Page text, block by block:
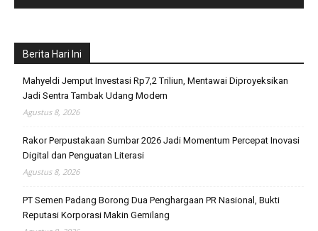
Berita Hari Ini
Mahyeldi Jemput Investasi Rp7,2 Triliun, Mentawai Diproyeksikan
Jadi Sentra Tambak Udang Modern
Agustus 8, 2026
Rakor Perpustakaan Sumbar 2026 Jadi Momentum Percepat Inovasi
Digital dan Penguatan Literasi
Agustus 8, 2026
PT Semen Padang Borong Dua Penghargaan PR Nasional, Bukti
Reputasi Korporasi Makin Gemilang